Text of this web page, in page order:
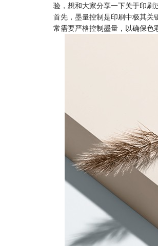
验，想和大家分享一下关于印刷
首先，墨量控制是印刷中极其关
常需要严格控制墨量，以确保色